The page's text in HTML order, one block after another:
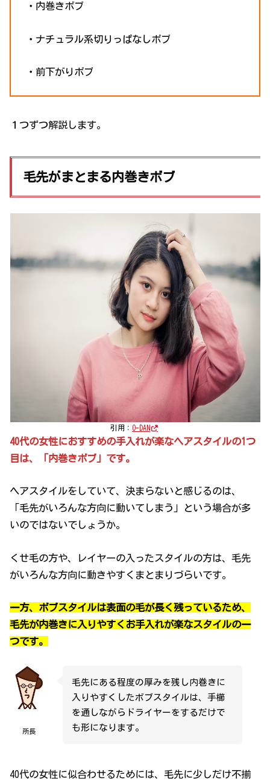
・内巻きボブ
・ナチュラル系切りっぱなしボブ
・前下がりボブ
１つずつ解説します。
毛先がまとまる内巻きボブ
引用： O-DAN
40代の女性におすすめの手入れが楽なヘアスタイルの1つ
目は、「内巻きボブ」です。
ヘアスタイルをしていて、決まらないと感じるのは、
「毛先がいろんな方向に動いてしまう」という場合が多
いのではないでしょうか。
くせ毛の方や、レイヤーの入ったスタイルの方は、毛先
がいろんな方向に動きやすくまとまりづらいです。
一方、ボブスタイルは表面の毛が長く残っているため、
毛先が内巻きに入りやすくお手入れが楽なスタイルの一
つです。
所長
毛先にある程度の厚みを残し内巻きに
入りやすくしたボブスタイルは、手櫛
を通しながらドライヤーをするだけで
も形になります。
40代の女性に似合わせるためには、毛先に少しだけ不揃